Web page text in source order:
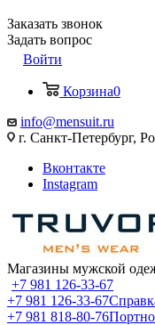
Заказать звонок
Задать вопрос
Войти
Корзина0
info@mensuit.ru
г. Санкт-Петербург,
Вконтакте
Instagram
Магазины мужской
+7 981 126-33-67
+7 981 126-33-67
+7 981 818-80-76